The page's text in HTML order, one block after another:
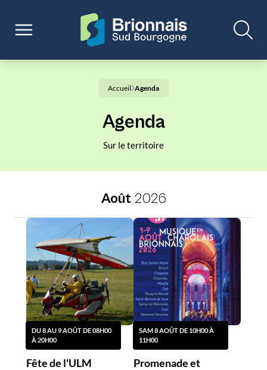
Accueil Agenda
Agenda
Sur le territoire
Août2026
DU 8 AU 9 AOÛT DE 08H00
À 20H00
Fête de l'ULM
SAM 8 AOÛT DE 10H00 À
11H00
Promenade et